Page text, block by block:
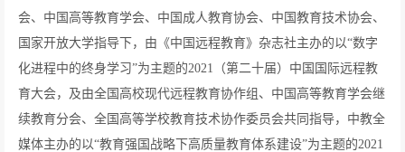
会、中国高等教育学会、中国成人教育协会、中国教育技术协会、
国家开放大学指导下，由《中国远程教育》杂志社主办的以“数字
化进程中的终身学习”为主题的2021（第二十届）中国国际远程教
育大会，及由全国高校现代远程教育协作组、中国高等教育学会继
续教育分会、全国高等学校教育技术协作委员会共同指导，中教全
媒体主办的以“教育强国战略下高质量教育体系建设”为主题的2021